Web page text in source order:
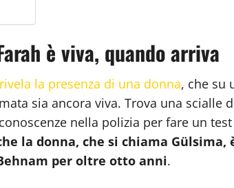
è viva, quando arriva
la presenza di una donna, che su
sia ancora viva. Trova una
nella polizia per fare un
la donna, che si chiama Gülsima,
per oltre otto anni.